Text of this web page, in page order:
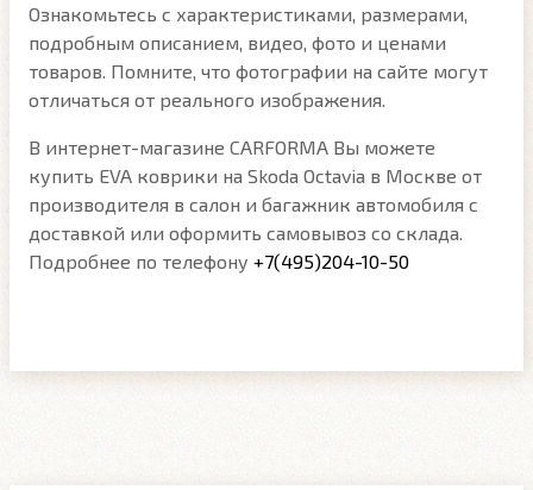
Ознакомьтесь с характеристиками, размерами,
подробным описанием, видео, фото и ценами
товаров. Помните, что фотографии на сайте могут
отличаться от реального изображения.
В интернет-магазине CARFORMA Вы можете
купить EVA коврики на Skoda Octavia в Москве от
производителя в салон и багажник автомобиля с
доставкой или оформить самовывоз со склада.
Подробнее по телефону +7(495)204-10-50